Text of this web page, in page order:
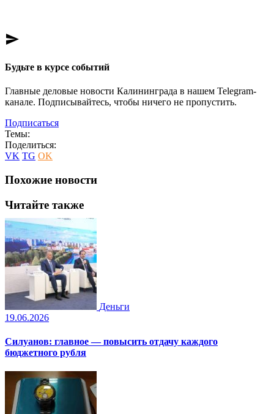
send
Будьте в курсе событий
Главные деловые новости Калининграда в нашем Telegram-
канале. Подписывайтесь, чтобы ничего не пропустить.
Подписаться
Темы:
Поделиться:
VK TG OK
Похожие новости
Читайте также
Деньги
19.06.2026
Силуанов: главное — повысить отдачу каждого
бюджетного рубля